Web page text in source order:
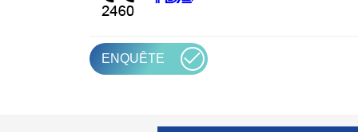
ENQUÊTE